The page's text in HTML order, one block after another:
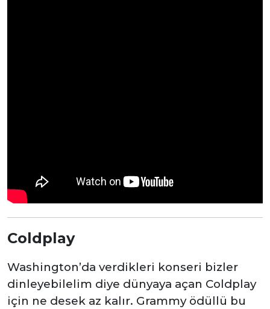
Coldplay
Washington’da verdikleri konseri bizler
dinleyebilelim diye dünyaya açan Coldplay
için ne desek az kalır. Grammy ödüllü bu